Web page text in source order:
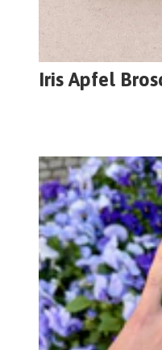
Iris Apfel